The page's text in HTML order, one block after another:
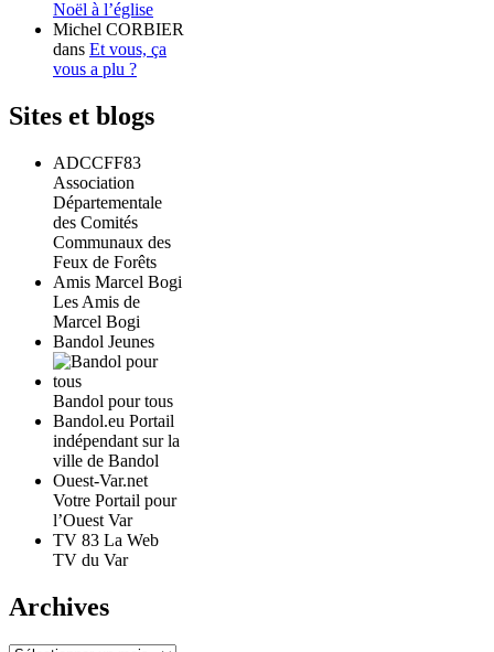
Noël à l’église
Michel CORBIER
dans Et vous, ça
vous a plu ?
Sites et blogs
ADCCFF83
Association
Départementale
des Comités
Communaux des
Feux de Forêts
Amis Marcel Bogi
Les Amis de
Marcel Bogi
Bandol Jeunes
Bandol pour tous
Bandol.eu Portail
indépendant sur la
ville de Bandol
Ouest-Var.net
Votre Portail pour
l’Ouest Var
TV 83 La Web
TV du Var
Archives